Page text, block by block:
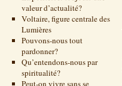
valeur d’actualité?
Voltaire, figure centrale des
Lumières
Pouvons-nous tout
pardonner?
Qu’entendons-nous par
spiritualité?
Peut-on vivre sans se